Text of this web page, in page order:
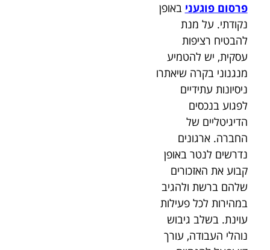
פרסום פוגעני באופן
נקודתי. על מנת
להבטיח רציפות
עסקית, יש להטמיע
מנגנוני בקרה שיאתרו
ניסיונות עתידיים
לפגוע בנכסים
הדיגיטליים של
החברה. ארגונים
נדרשים לנטר באופן
קבוע את האזכורים
שלהם ברשת ולהגיב
במהירות לכל פעילות
עוינת. בשלב גיבוש
נוהלי העבודה, עורך